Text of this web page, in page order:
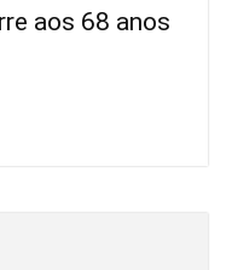
aos 68 anos